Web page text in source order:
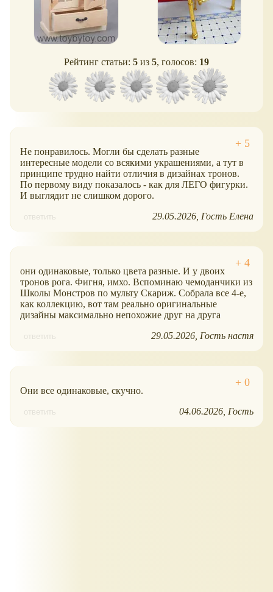
Рейтинг статьи: 5 из 5, голосов: 19
Не понравилось. Могли бы сделать разные
интересные модели со всякими украшениями, а тут в
принципе трудно найти отличия в дизайнах тронов.
По первому виду показалось - как для ЛЕГО фигурки.
И выглядит не слишком дорого.
ответить 29.05.2026 Гость Елена
они одинаковые, только цвета разные. И у двоих
тронов рога. Фигня, имхо. Вспоминаю чемоданчики из
Школы Монстров по мульту Скариж. Собрала все 4-е,
как коллекцию, вот там реально оригинальные
дизайны максимально непохожие друг на друга
ответить 29.05.2026 Гость настя
Они все одинаковые, скучно.
ответить 04.06.2026 Гость